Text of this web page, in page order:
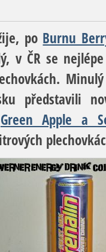
po Burnu
v ČR se
představili
Green Apple a